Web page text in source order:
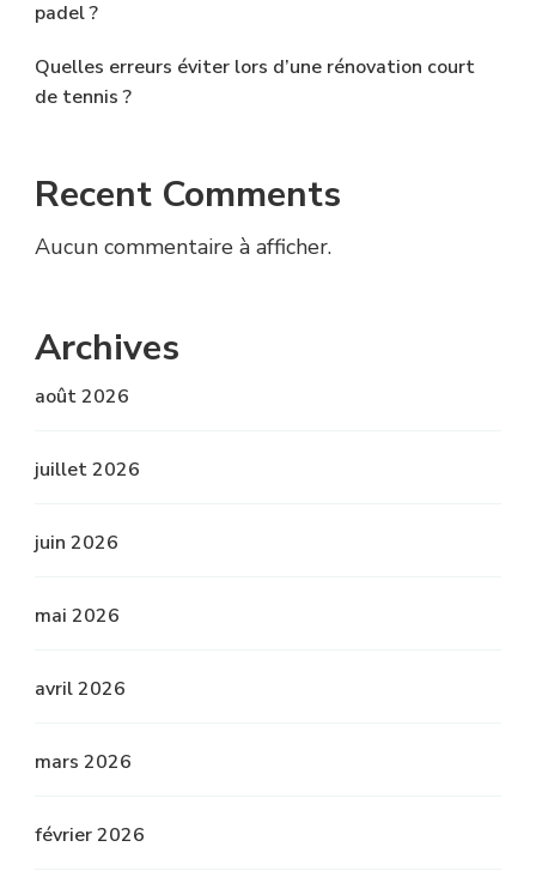
padel ?
Quelles erreurs éviter lors d’une rénovation court
de tennis ?
Recent Comments
Aucun commentaire à afficher.
Archives
août 2026
juillet 2026
juin 2026
mai 2026
avril 2026
mars 2026
février 2026